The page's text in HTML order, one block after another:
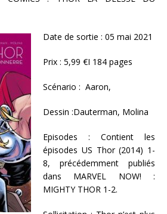
Date de sortie : 05 mai 2021
Prix : 5,99 €I 184 pages
Scénario : Aaron,
Dessin :Dauterman, Molina
Episodes : Contient les
épisodes US Thor (2014) 1-
8, précédemment publiés
dans MARVEL NOW! :
MIGHTY THOR 1-2.